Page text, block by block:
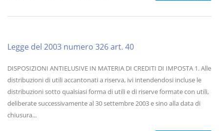
Legge del 2003 numero 326 art. 40
DISPOSIZIONI ANTIELUSIVE IN MATERIA DI CREDITI DI IMPOSTA 1. Alle
distribuzioni di utili accantonati a riserva, ivi intendendosi incluse le
distribuzioni sotto qualsiasi forma di utili e di riserve formate con utili,
deliberate successivamente al 30 settembre 2003 e sino alla data di
chiusura...